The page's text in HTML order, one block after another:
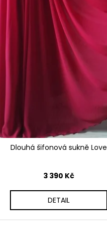
Dlouhá šifonová sukně Love
3 390 Kč
DETAIL